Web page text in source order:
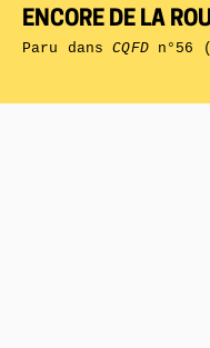
ENCORE DE LA
Paru dansCQFDn°56